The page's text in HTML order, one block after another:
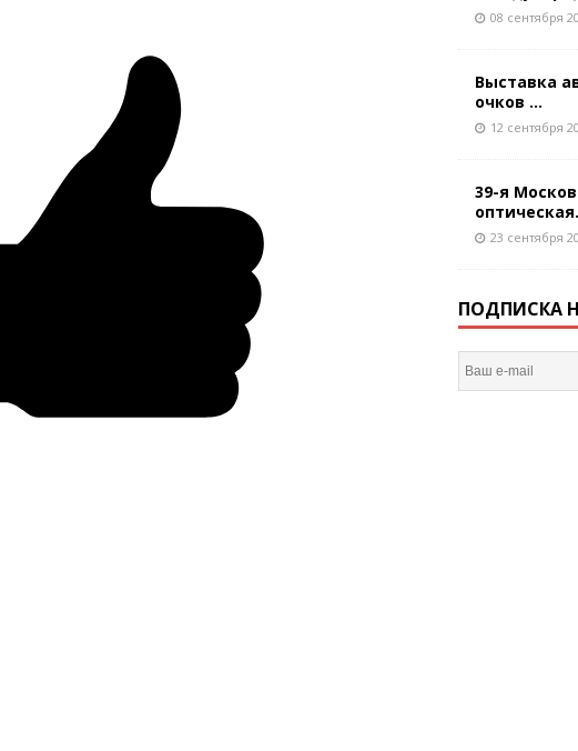
08 сентября
Выставка
очков ...
12 сентября
39-я
23 сентября
ПОДПИСКА